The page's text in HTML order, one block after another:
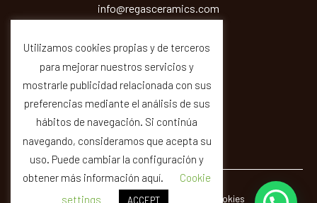
info@regasceramics.com
© REGAS · Legal Privacity Cookies Quality
Utilizamos cookies propias y de terceros
para mejorar nuestros servicios y
mostrarle publicidad relacionada con sus
preferencias mediante el análisis de sus
hábitos de navegación. Si continúa
navegando, consideramos que acepta su
uso. Puede cambiar la configuración y
obtener más información aquí.
Cookie
settings
ACCEPT